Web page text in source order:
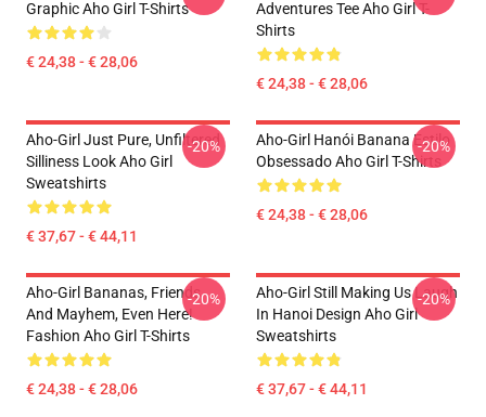
Graphic Aho Girl T-Shirts
€ 24,38 - € 28,06
Adventures Tee Aho Girl T-
Shirts
€ 24,38 - € 28,06
Aho-Girl Just Pure, Unfiltered
Silliness Look Aho Girl
Sweatshirts
€ 37,67 - € 44,11
-20%
Aho-Girl Hanói Banana Estilo
Obsessado Aho Girl T-Shirts
€ 24,38 - € 28,06
-20%
Aho-Girl Bananas, Friends,
And Mayhem, Even Here!
Fashion Aho Girl T-Shirts
€ 24,38 - € 28,06
-20%
Aho-Girl Still Making Us Laugh
In Hanoi Design Aho Girl
Sweatshirts
€ 37,67 - € 44,11
-20%